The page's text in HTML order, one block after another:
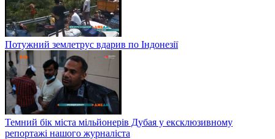
Потужний землетрус вдарив по Індонезії
Темний бік міста мільйонерів Дубая у ексклюзивному
репортажі нашого журналіста